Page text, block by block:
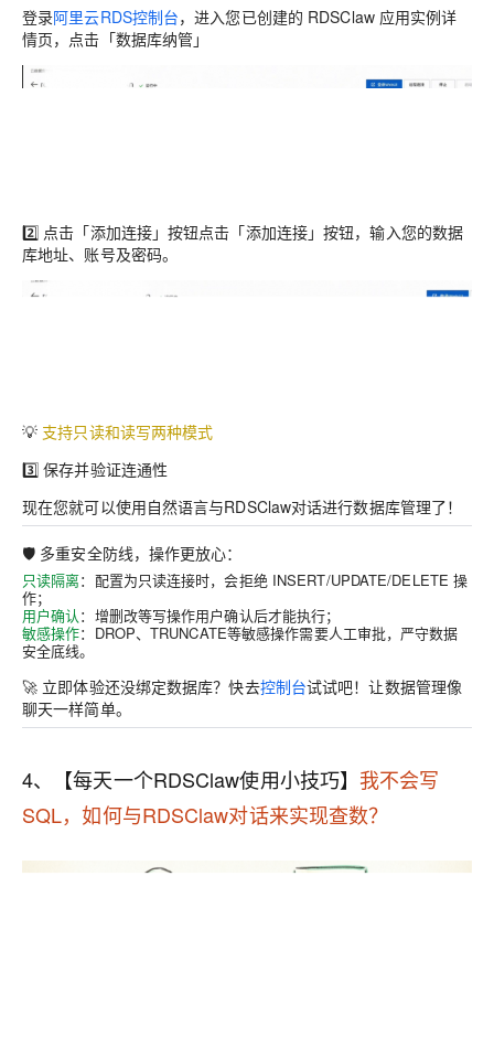
登录阿里云RDS控制台，进入您已创建的 RDSClaw 应用实例详
情页，点击「数据库纳管」
2️⃣ 点击「添加连接」按钮点击「添加连接」按钮，输入您的数据
库地址、账号及密码。
💡 支持只读和读写两种模式
3️⃣保存并验证连通性
现在您就可以使用自然语言与RDSClaw对话进行数据库管理了！
🛡️ 多重安全防线，操作更放心：
只读隔离：配置为只读连接时，会拒绝 INSERT/UPDATE/DELETE 操
作；
用户确认 ：增删改等写操作用户确认后才能执行；
敏感操作：DROP、TRUNCATE等敏感操作需要人工审批，严守数据
安全底线。
🚀 立即体验还没绑定数据库？快去控制台试试吧！让数据管理像
聊天一样简单。
4、【每天一个RDSClaw使用小技巧】 我不会写
SQL，如何与RDSClaw对话来实现查数？